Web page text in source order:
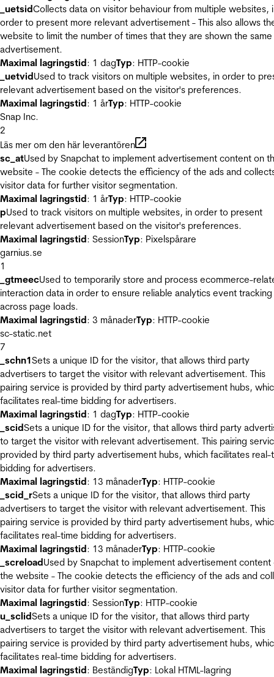
_uetsidCollects data on visitor behaviour from multiple websites,
order to present more relevant advertisement - This also allows
website to limit the number of times that they are shown the same
advertisement.
Maximal lagringstid: 1 dagTyp: HTTP-cookie
_uetvidUsed to track visitors on multiple websites, in order to
relevant advertisement based on the visitor's preferences.
Maximal lagringstid: 1 årTyp: HTTP-cookie
Snap Inc.
2
Läs mer om den här leverantören
sc_atUsed by Snapchat to implement advertisement content on
website - The cookie detects the efficiency of the ads and
visitor data for further visitor segmentation.
Maximal lagringstid: 1 årTyp: HTTP-cookie
pUsed to track visitors on multiple websites, in order to present
relevant advertisement based on the visitor's preferences.
Maximal lagringstid: SessionTyp: Pixelspårare
garnius.se
1
_gtmeecUsed to temporarily store and process ecommerce-
interaction data in order to ensure reliable analytics event tracking
across page loads.
Maximal lagringstid: 3 månaderTyp: HTTP-cookie
sc-static.net
7
_schn1Sets a unique ID for the visitor, that allows third party
advertisers to target the visitor with relevant advertisement. This
pairing service is provided by third party advertisement hubs,
facilitates real-time bidding for advertisers.
Maximal lagringstid: 1 dagTyp: HTTP-cookie
_scidSets a unique ID for the visitor, that allows third party
to target the visitor with relevant advertisement. This pairing
provided by third party advertisement hubs, which facilitates real-
bidding for advertisers.
Maximal lagringstid: 13 månaderTyp: HTTP-cookie
_scid_rSets a unique ID for the visitor, that allows third party
advertisers to target the visitor with relevant advertisement. This
pairing service is provided by third party advertisement hubs,
facilitates real-time bidding for advertisers.
Maximal lagringstid: 13 månaderTyp: HTTP-cookie
_screloadUsed by Snapchat to implement advertisement content
the website - The cookie detects the efficiency of the ads and
visitor data for further visitor segmentation.
Maximal lagringstid: SessionTyp: HTTP-cookie
u_sclidSets a unique ID for the visitor, that allows third party
advertisers to target the visitor with relevant advertisement. This
pairing service is provided by third party advertisement hubs,
facilitates real-time bidding for advertisers.
Maximal lagringstid: BeständigTyp: Lokal HTML-lagring